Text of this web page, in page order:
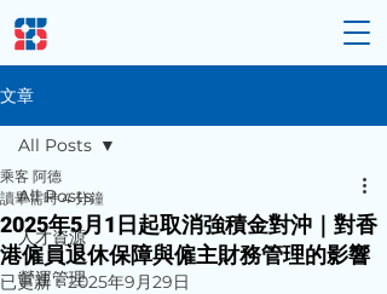
文章
All Posts
人才資源
營運管理
All Posts
2025年5月1日起取消強積金對沖｜對香
港僱員退休保障與僱主財務管理的影響
乘客 阿德
讀畢需時 4 分鐘
已更新：2025年9月29日